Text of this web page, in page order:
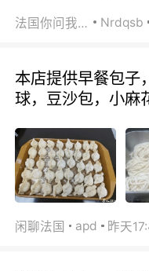
法国你问我答 Nrdqsb
本店提供早餐包子
球，豆沙包，小麻
闲聊法国 apd 昨天